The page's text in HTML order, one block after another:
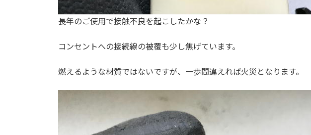
長年のご使用で接触不良を起こしたかな？
コンセントへの接続線の被覆も少し焦げています。
燃えるような材質ではないですが、一歩間違えれば火災となります。